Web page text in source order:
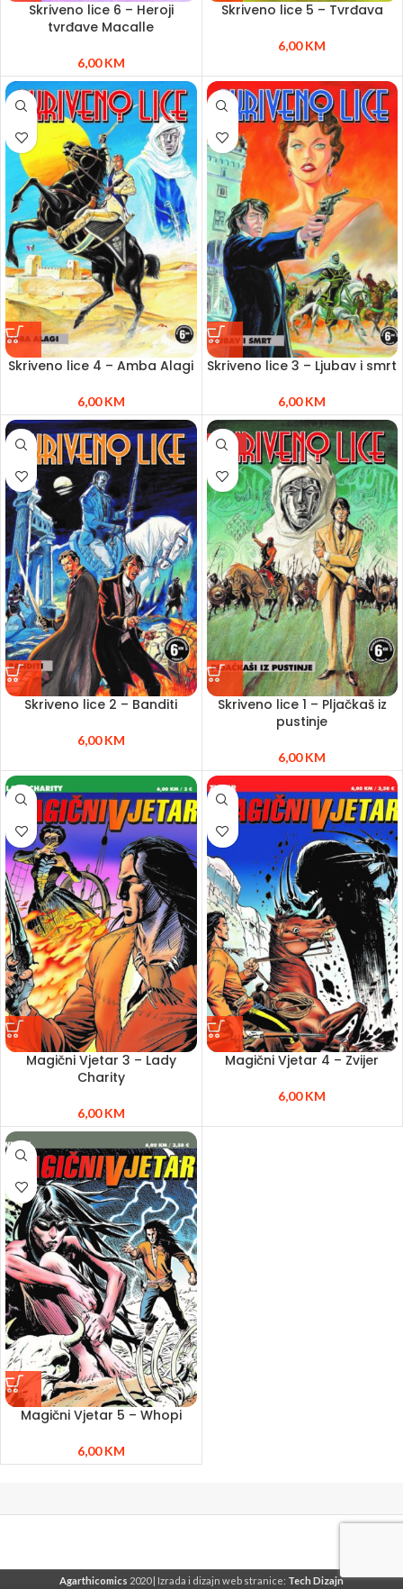
Skriveno lice 6 – Heroji
tvrđave Macalle
6,00KM
Skriveno lice 5 – Tvrđava
6,00KM
Skriveno lice 4 – Amba Alagi
6,00KM
Skriveno lice 3 – Ljubav i smrt
6,00KM
Skriveno lice 2 – Banditi
6,00KM
NEW
Skriveno lice 1 – Pljačkaš iz
pustinje
6,00KM
Magični Vjetar 3 – Lady
Charity
6,00KM
Magični Vjetar 4 – Zvijer
6,00KM
Magični Vjetar 5 – Whopi
6,00KM
Agarthicomics 2020 | Izrada i dizajn web stranice: Tech Dizajn